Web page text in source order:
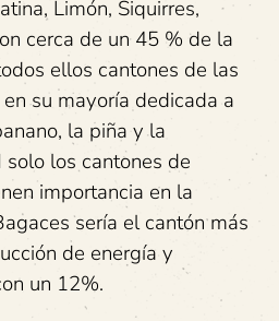
Limón, Siquirres,
cerca de un 45 % de la
ellos cantones de las
su mayoría dedicada a
la piña y la
los cantones de
importancia en la
sería el cantón más
de energía y
un 12%.